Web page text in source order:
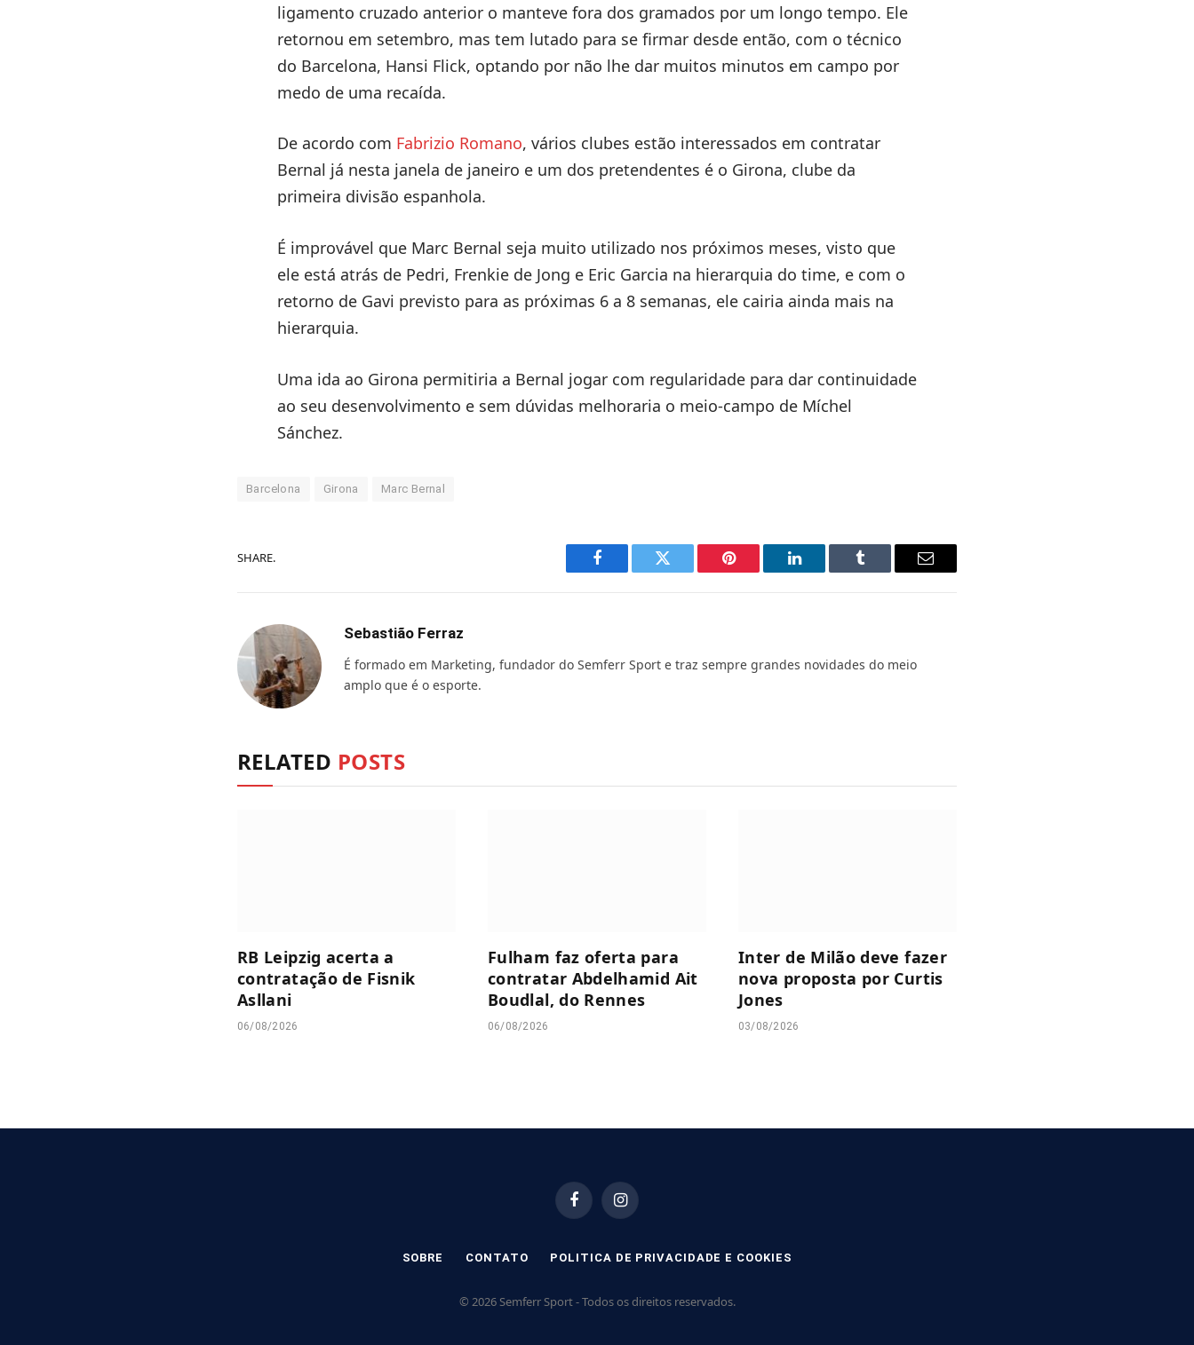
ligamento cruzado anterior o manteve fora dos gramados por um longo tempo. Ele
retornou em setembro, mas tem lutado para se firmar desde então, com o técnico
do Barcelona, ​​Hansi Flick, optando por não lhe dar muitos minutos em campo por
medo de uma recaída.
De acordo com Fabrizio Romano, vários clubes estão interessados em contratar
Bernal já nesta janela de janeiro e um dos pretendentes é o Girona, clube da
primeira divisão espanhola.
É improvável que Marc Bernal seja muito utilizado nos próximos meses, visto que
ele está atrás de Pedri, Frenkie de Jong e Eric Garcia na hierarquia do time, e com o
retorno de Gavi previsto para as próximas 6 a 8 semanas, ele cairia ainda mais na
hierarquia.
Uma ida ao Girona permitiria a Bernal jogar com regularidade para dar continuidade
ao seu desenvolvimento e sem dúvidas melhoraria o meio-campo de Míchel
Sánchez.
Barcelona Girona Marc Bernal
SHARE.
Facebook Twitter Pinterest LinkedIn Tumblr Email
Sebastião Ferraz
É formado em Marketing, fundador do Semferr Sport e traz sempre grandes novidades do meio
amplo que é o esporte.
RELATED POSTS
RB Leipzig acerta a
contratação de Fisnik
Asllani
06/08/2026
Fulham faz oferta para
contratar Abdelhamid Ait
Boudlal, do Rennes
06/08/2026
Inter de Milão deve fazer
nova proposta por Curtis
Jones
03/08/2026
FacebookInstagram
SOBRE CONTATO POLITICA DE PRIVACIDADE E COOKIES
© 2026 Semferr Sport - Todos os direitos reservados.